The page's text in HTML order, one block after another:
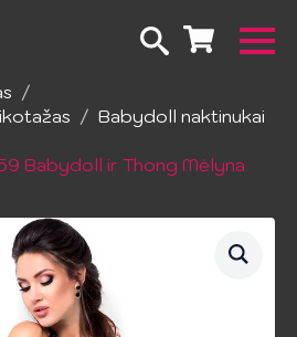
Babydoll naktinukai
Babydoll ir Thong Mėlyna